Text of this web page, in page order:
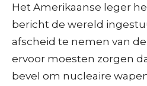
Het Amerikaanse leger
bericht de wereld
afscheid te nemen van
ervoor moesten zorgen
bevel om nucleaire